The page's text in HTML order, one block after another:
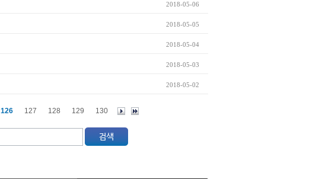
2018-05-06
2018-05-05
2018-05-04
2018-05-03
2018-05-02
126 127 128 129 130